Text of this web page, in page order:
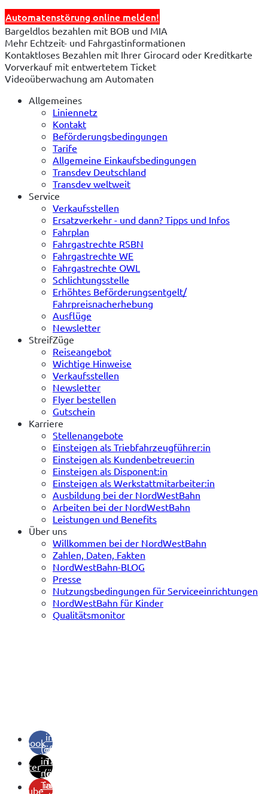
Automatenstörung online melden!
Bargeldlos bezahlen mit BOB und MIA
Mehr Echtzeit- und Fahrgastinformationen
Kontaktloses Bezahlen mit Ihrer Girocard oder Kreditkarte
Vorverkauf mit entwertetem Ticket
Videoüberwachung am Automaten
Allgemeines
Liniennetz
Kontakt
Beförderungsbedingungen
Tarife
Allgemeine Einkaufsbedingungen
Transdev Deutschland
Transdev weltweit
Service
Verkaufsstellen
Ersatzverkehr - und dann? Tipps und Infos
Fahrplan
Fahrgastrechte RSBN
Fahrgastrechte WE
Fahrgastrechte OWL
Schlichtungsstelle
Erhöhtes Beförderungsentgelt/
Fahrpreisnacherhebung
Ausflüge
Newsletter
StreifZüge
Reiseangebot
Wichtige Hinweise
Verkaufsstellen
Newsletter
Flyer bestellen
Gutschein
Karriere
Stellenangebote
Einsteigen als Triebfahrzeugführer:in
Einsteigen als Kundenbetreuer:in
Einsteigen als Disponent:in
Einsteigen als Werkstattmitarbeiter:in
Ausbildung bei der NordWestBahn
Arbeiten bei der NordWestBahn
Leistungen und Benefits
Über uns
Willkommen bei der NordWestBahn
Zahlen, Daten, Fakten
NordWestBahn-BLOG
Presse
Nutzungsbedingungen für Serviceeinrichtungen
NordWestBahn für Kinder
Qualitätsmonitor
facebookin
neuem
Tab)
twitter
(öffnet
in
neuem
Tab)
youtube
(öffnet
in